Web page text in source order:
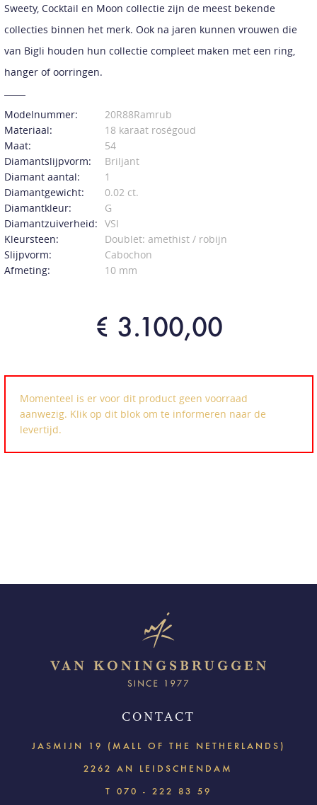
Sweety, Cocktail en Moon collectie zijn de meest bekende
collecties binnen het merk. Ook na jaren kunnen vrouwen die
van Bigli houden hun collectie compleet maken met een ring,
hanger of oorringen.
Modelnummer:
20R88Ramrub
Materiaal:
18 karaat roségoud
Maat:
54
Diamantslijpvorm:
Briljant
Diamant aantal:
1
Diamantgewicht:
0.02 ct.
Diamantkleur:
G
Diamantzuiverheid: VSI
Kleursteen:
Doublet: amethist / robijn
Slijpvorm:
Cabochon
Afmeting:
10 mm
€ 3.100,00
Momenteel is er voor dit product geen voorraad
aanwezig. Klik op dit blok om te informeren naar de
levertijd.
CONTACT
JASMIJN 19 (MALL OF THE NETHERLANDS)
2262 AN LEIDSCHENDAM
T 070 - 222 83 59